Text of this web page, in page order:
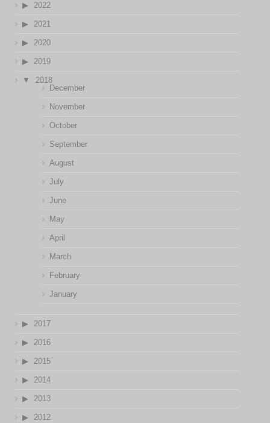
2022
2021
2020
2019
2018
December
November
October
September
August
July
June
May
April
March
February
January
2017
2016
2015
2014
2013
2012